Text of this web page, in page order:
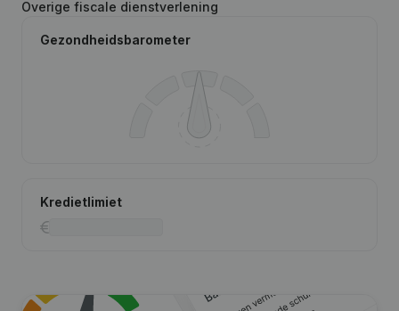
Overige fiscale dienstverlening
Gezondheidsbarometer
Kredietlimiet